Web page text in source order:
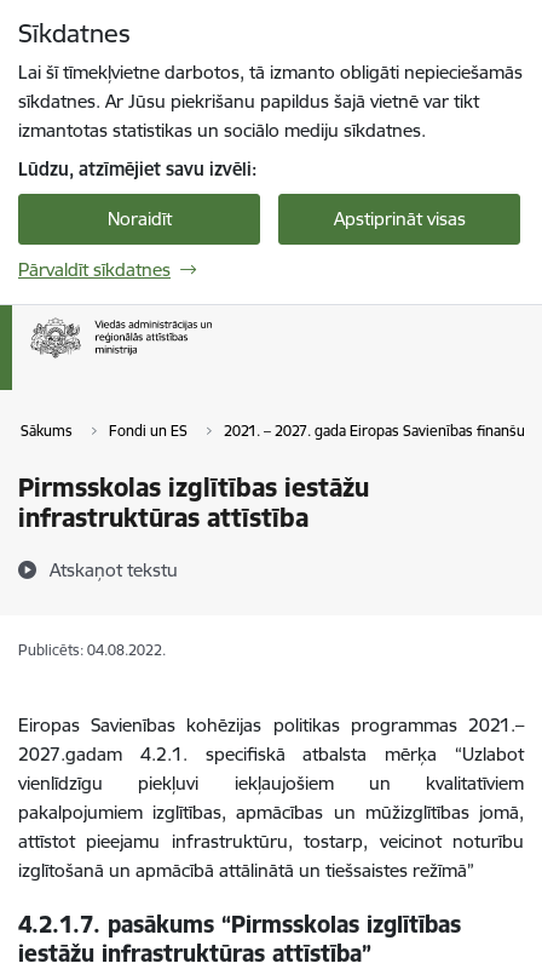
Sīkdatnes
Lai šī tīmekļvietne darbotos, tā izmanto obligāti nepieciešamās
sīkdatnes. Ar Jūsu piekrišanu papildus šajā vietnē var tikt
izmantotas statistikas un sociālo mediju sīkdatnes.
Lūdzu, atzīmējiet savu izvēli:
Noraidīt Apstiprināt visas
Pārvaldīt sīkdatnes
Sākums Fondi un ES 2021. – 2027. gada Eiropas Savienības finanšu
Pirmsskolas izglītības iestāžu
infrastruktūras attīstība
Atskaņot tekstu
Publicēts: 04.08.2022.
Eiropas Savienības kohēzijas politikas programmas 2021.–
2027.gadam 4.2.1. specifiskā atbalsta mērķa “Uzlabot
vienlīdzīgu piekļuvi iekļaujošiem un kvalitatīviem
pakalpojumiem izglītības, apmācības un mūžizglītības jomā,
attīstot pieejamu infrastruktūru, tostarp, veicinot noturību
izglītošanā un apmācībā attālinātā un tiešsaistes režīmā”
4.2.1.7. pasākums “Pirmsskolas izglītības
iestāžu infrastruktūras attīstība”